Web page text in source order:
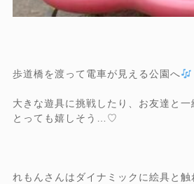
歩道橋を渡って電車が見える公園へ
大きな遊具に挑戦したり、お友達と
とっても嬉しそう…♡
れもんさんはダイナミックに絵具と触